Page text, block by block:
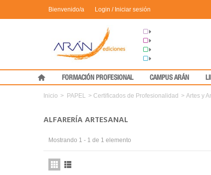
Bienvenido/a Login / Iniciar sesión
Grupo Arán
Congresos
Formación
Medical Press
FORMACIÓN PROFESIONAL CAMPUS ARÁN
Inicio > PAPEL > Certificados de Profesionalidad > Artes y
ALFARERÍA ARTESANAL
Mostrando 1 - 1 de 1 elemento